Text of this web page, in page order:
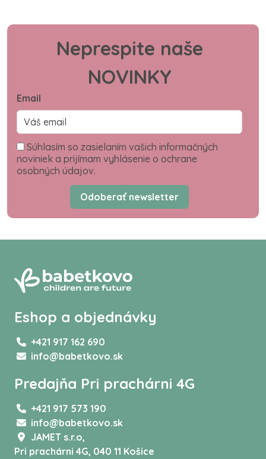
Neprespite naše
NOVINKY
Email
Súhlasím so zasielaním vašich informačných
noviniek a prijímam vyhlásenie o ochrane
osobných údajov.
Odoberať newsletter
Eshop a objednávky
+421 917 162 690
info@babetkovo.sk
Predajňa Pri prachárni 4G
+421 917 573 190
info@babetkovo.sk
JAMET s.r.o,
Pri prachárni 4G, 040 11 Košice